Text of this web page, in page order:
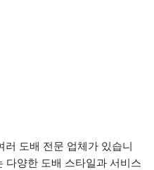
러 도배 전문 업체가 있습니
다양한 도배 스타일과 서비스